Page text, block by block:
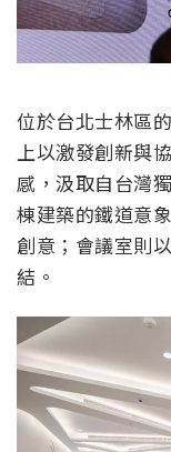
位於台北士林區
上以激發創新與
感，汲取自台灣
棟建築的鐵道意
創意；會議室則
結。